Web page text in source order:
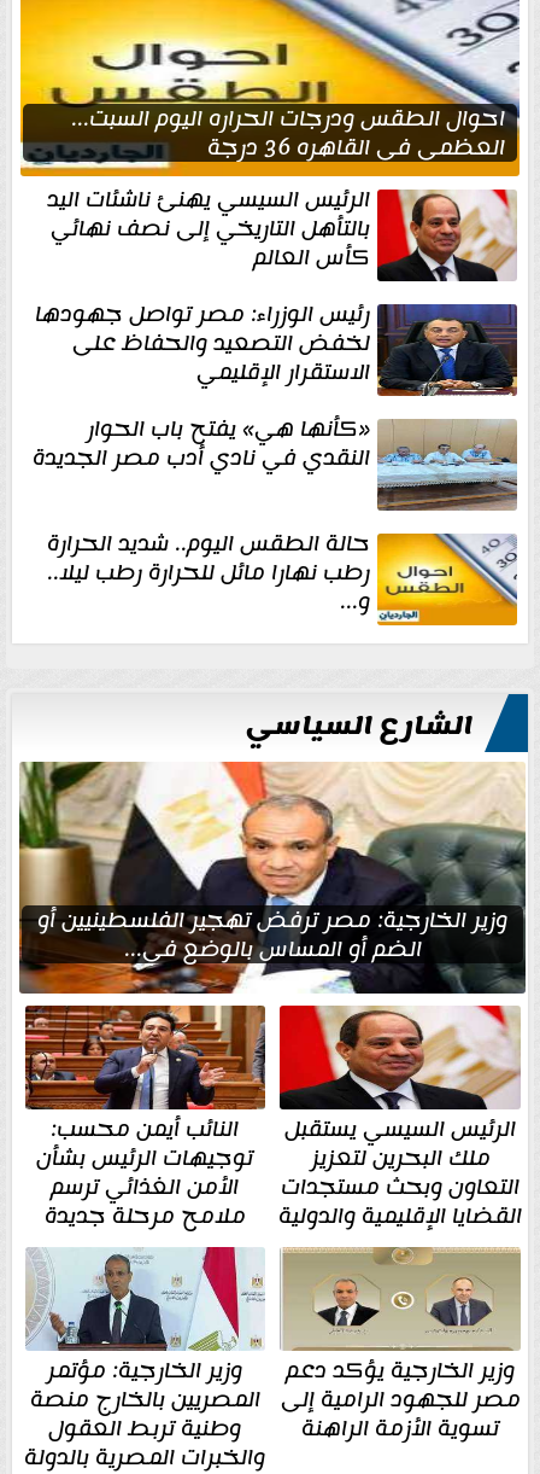
احوال الطقس ودرجات الحراره اليوم السبت...
العظمى في القاهره 36 درجة
الرئيس السيسي يهنئ ناشئات اليد
بالتأهل التاريخي إلى نصف نهائي
كأس العالم
رئيس الوزراء: مصر تواصل جهودها
لخفض التصعيد والحفاظ على
الاستقرار الإقليمي
«كأنها هي» يفتح باب الحوار
النقدي في نادي أدب مصر الجديدة
حالة الطقس اليوم.. شديد الحرارة
رطب نهارا مائل للحرارة رطب ليلا..
و...
الشارع السياسي
وزير الخارجية: مصر ترفض تهجير الفلسطينيين أو
الضم أو المساس بالوضع في...
الرئيس السيسي يستقبل
ملك البحرين لتعزيز
التعاون وبحث مستجدات
القضايا الإقليمية والدولية
النائب أيمن محسب:
توجيهات الرئيس بشأن
الأمن الغذائي ترسم
ملامح مرحلة جديدة
وزير الخارجية يؤكد دعم
مصر للجهود الرامية إلى
تسوية الأزمة الراهنة
وزير الخارجية: مؤتمر
المصريين بالخارج منصة
وطنية تربط العقول
والخبرات المصرية بالدولة